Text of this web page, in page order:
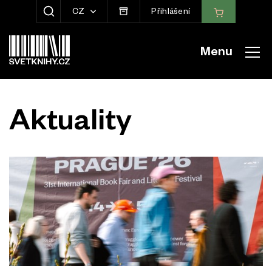
ZOBRAZIT HLEDÁNÍ
CZ Přihlášení
Menu
Aktuality